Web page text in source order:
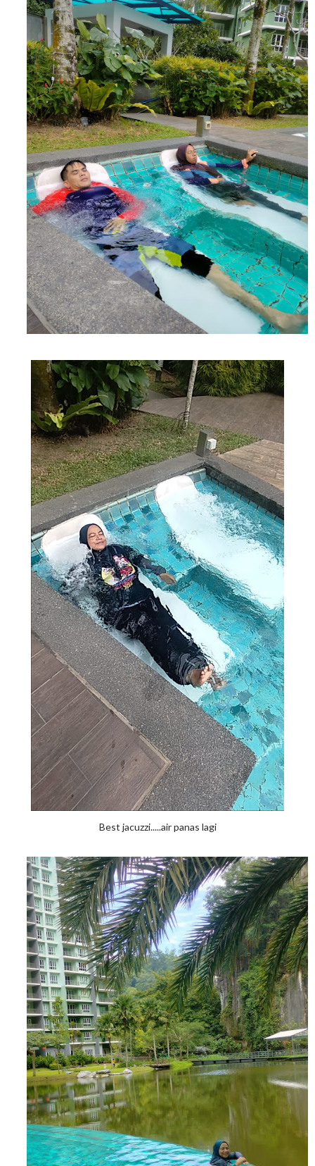
Best jacuzzi.....air panas lagi